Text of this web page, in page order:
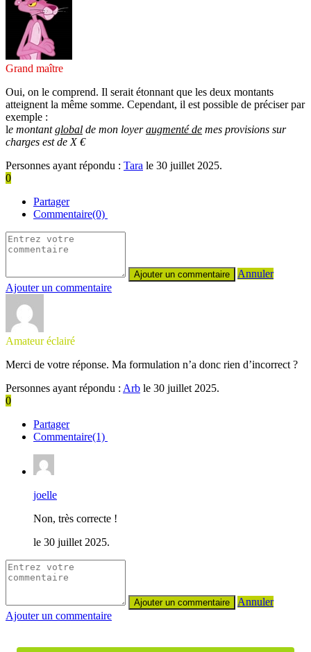
Grand maître
Oui, on le comprend. Il serait étonnant que les deux montants
atteignent la même somme. Cependant, il est possible de préciser par
exemple :
le montantglobal de mon loyeraugmenté de mes provisions sur
charges est de X €
Personnes ayant répondu : Tara le 30 juillet 2025.
0
Partager
Commentaire(0)
Annuler
Ajouter un commentaire
Amateur éclairé
Merci de votre réponse. Ma formulation n’a donc rien d’incorrect ?
Personnes ayant répondu : Arb le 30 juillet 2025.
0
Partager
Commentaire(1)
joelle
Non, très correcte !
le 30 juillet 2025.
Annuler
Ajouter un commentaire